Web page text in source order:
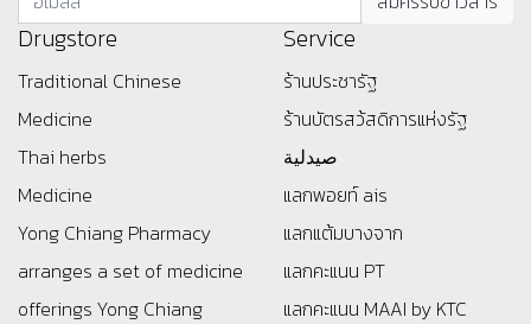
Drugstore
Traditional Chinese
Medicine
Thai herbs
Medicine
Yong Chiang Pharmacy
arranges a set of medicine
offerings Yong Chiang
Service
ร้านประชารัฐ
ร้านบัตรสว้สดิการแห่งรัฐ
صيدلية
แลกพอยท์ ais
แลกแต้มบางจาก
แลกคะแนน PT
แลกคะแนน MAAI by KTC